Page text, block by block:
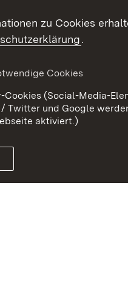
Datenschutz
Cookies
zu Cookies
.
Cookies
(Social-Media-
/ Twitter und Google
aktiviert.)